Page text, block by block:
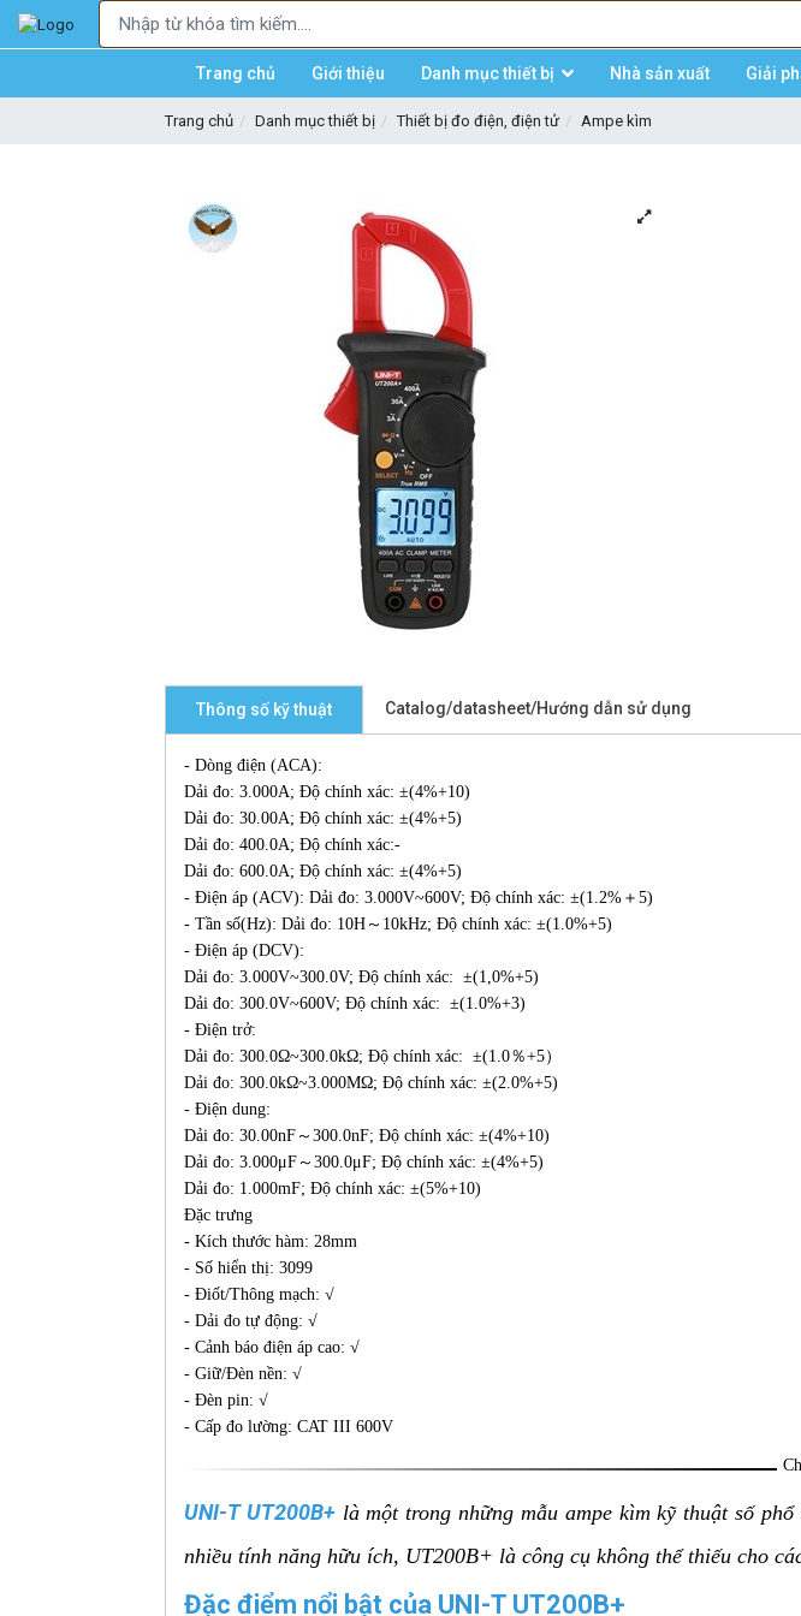
Trang chủ Giới thiệu Danh mục thiết bị Nhà sản xuất Giải
Trang chủ Danh mục thiết bị Thiết bị đo điện, điện tử Ampe kìm
Thông số kỹ thuật Catalog/datasheet/Hướng dẫn sử dụng
- Dòng điện (ACA):
Dải đo: 3.000A; Độ chính xác: ±(4%+10)
Dải đo: 30.00A; Độ chính xác: ±(4%+5)
Dải đo: 400.0A; Độ chính xác:-
Dải đo: 600.0A; Độ chính xác: ±(4%+5)
- Điện áp (ACV): Dải đo: 3.000V~600V; Độ chính xác: ±(1.2%＋5)
- Tần số(Hz): Dải đo: 10H～10kHz; Độ chính xác: ±(1.0%+5)
- Điện áp (DCV):
Dải đo: 3.000V~300.0V; Độ chính xác: ±(1,0%+5)
Dải đo: 300.0V~600V; Độ chính xác: ±(1.0%+3)
- Điện trở:
Dải đo: 300.0Ω~300.0kΩ; Độ chính xác: ±(1.0％+5）
Dải đo: 300.0kΩ~3.000MΩ; Độ chính xác: ±(2.0%+5)
- Điện dung:
Dải đo: 30.00nF～300.0nF; Độ chính xác: ±(4%+10)
Dải đo: 3.000μF～300.0μF; Độ chính xác: ±(4%+5)
Dải đo: 1.000mF; Độ chính xác: ±(5%+10)
Đặc trưng
- Kích thước hàm: 28mm
- Số hiển thị: 3099
- Điốt/Thông mạch: √
- Dải đo tự động: √
- Cảnh báo điện áp cao: √
- Giữ/Đèn nền: √
- Đèn pin: √
- Cấp đo lường: CAT III 600V
UNI-T UT200B+là một trong những mẫu ampe kìm kỹ thuật số
nhiều tính năng hữu ích, UT200B+ là công cụ không thể thiếu cho
Đặc điểm nổi bật của UNI-T UT200B+